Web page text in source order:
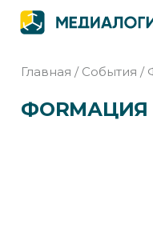
Главная / События /
ФORMАЦИЯ